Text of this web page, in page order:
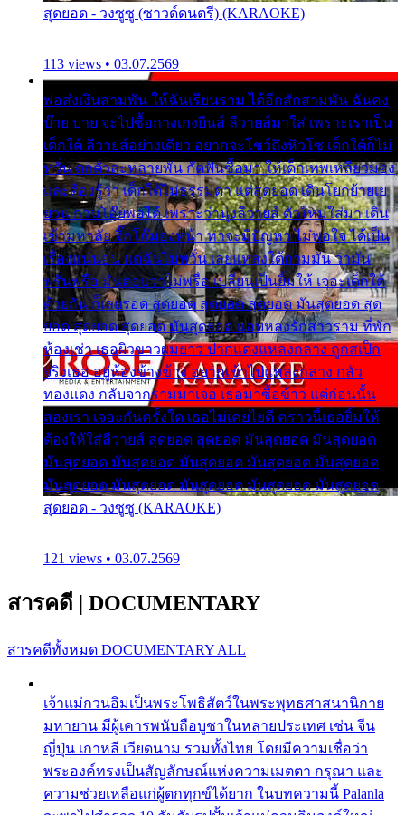
สุดยอด - วงซูซู (ซาวด์ดนตรี) (KARAOKE)
113 views • 03.07.2569
พ่อส่งเงินสามพัน ให้ฉันเรียนราม ได้อีกสักสามพัน ฉันคง
บ๊าย บาย จะไปซื้อกางเกงยีนส์ ลีวายส์มาใส่ เพราะเราเป็น
เด็กใต้ ลีวายส์อย่างเดียว อยากจะโชว์ถึงหิวโซ เด็กใต้ก็ไม่
หวั่น ตกตัวละหลายพัน กัดฟันซื้อมา ให้เด็กเทพเหลียวมอง
และต้องรู้ว่า เด็กใต้ไม่ธรรมดา แต่สุดยอด เดินโยกย้ายเย
ยวน กวนโอ๊ยพอได้ เพราะว่านุ่งลีวายส์ ตัวใหม่ใส่มา เดิน
เข้ามหาลัย จิ๊กโก๊มองหน้า ท่าจะมีปัญหา ไม่พอใจ ได้เป็น
เรื่องแน่นอน แต่ฉันไม่หวั่น เลยแหลงใต้ถามมัน ว่ามัน
พรั่นพรือ มันตอบว่าไม่พรื่อ เปลี่ยนเป็นยิ้มให้ เจอะเด็กใต้
ด้วยกัน ก็เลยรอด สุดยอด สุดยอด สุดยอด มันสุดยอด สุด
ยอด สุดยอด สุดยอด มันสุดยอด แอบหลงรักสาวราม ที่พัก
ห้องเช่า เธอผิวขาวผมยาว ปากแดงแหลงกลาง ถูกสเป็ก
จริงเธอ อยู่ห้องข้างข้าง อยากเข้าไปแหลงกลาง กลัว
ทองแดง กลับจากรามมาเจอ เธอมาซื้อข้าว แต่ก่อนนั้น
สองเรา เจอะกันครั้งใด เธอไม่เคยไยดี คราวนี้เธอยิ้มให้
ต้องให้ใส่ลีวายส์ สุดยอด สุดยอด มันสุดยอด มันสุดยอด
มันสุดยอด มันสุดยอด มันสุดยอด มันสุดยอด มันสุดยอด
มันสุดยอด มันสุดยอด มันสุดยอด มันสุดยอด มันสุดยอด
สุดยอด - วงซูซู (KARAOKE)
121 views • 03.07.2569
สารคดี | DOCUMENTARY
สารคดีทั้งหมด DOCUMENTARY ALL
เจ้าแม่กวนอิมเป็นพระโพธิสัตว์ในพระพุทธศาสนานิกาย
มหายาน มีผู้เคารพนับถือบูชาในหลายประเทศ เช่น จีน
ญี่ปุ่น เกาหลี เวียดนาม รวมทั้งไทย โดยมีความเชื่อว่า
พระองค์ทรงเป็นสัญลักษณ์แห่งความเมตตา กรุณา และ
ความช่วยเหลือแก่ผู้ตกทุกข์ได้ยาก ในบทความนี้ Palanla